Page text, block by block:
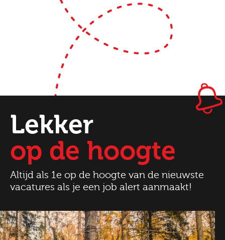
Lekker
op de hoogte
Altijd als 1e op de hoogte van de nieuwste
vacatures als je een job alert aanmaakt!